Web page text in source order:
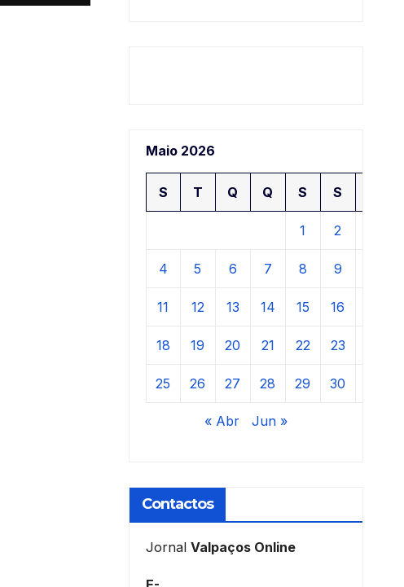
Maio 2026
S T Q Q S S
1 2
4 5 6 7 8 9
11 12 13 14 15 16
18 19 20 21 22 23
25 26 27 28 29 30
« Abr Jun »
Contactos
Jornal Valpaços Online